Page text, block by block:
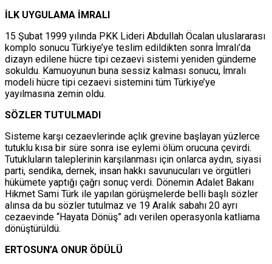
İLK UYGULAMA İMRALI
15 Şubat 1999 yılında PKK Lideri Abdullah Öcalan uluslararası
komplo sonucu Türkiye’ye teslim edildikten sonra İmralı’da
dizayn edilene hücre tipi cezaevi sistemi yeniden gündeme
sokuldu. Kamuoyunun buna sessiz kalması sonucu, İmralı
modeli hücre tipi cezaevi sistemini tüm Türkiye’ye
yayılmasına zemin oldu.
SÖZLER TUTULMADI
Sisteme karşı cezaevlerinde açlık grevine başlayan yüzlerce
tutuklu kısa bir süre sonra ise eylemi ölüm orucuna çevirdi.
Tutukluların taleplerinin karşılanması için onlarca aydın, siyasi
parti, sendika, dernek, insan hakkı savunucuları ve örgütleri
hükümete yaptığı çağrı sonuç verdi. Dönemin Adalet Bakanı
Hikmet Sami Türk ile yapılan görüşmelerde belli başlı sözler
alınsa da bu sözler tutulmaz ve 19 Aralık sabahı 20 ayrı
cezaevinde “Hayata Dönüş” adı verilen operasyonla katliama
dönüştürüldü.
ERTOSUN’A ONUR ÖDÜLÜ